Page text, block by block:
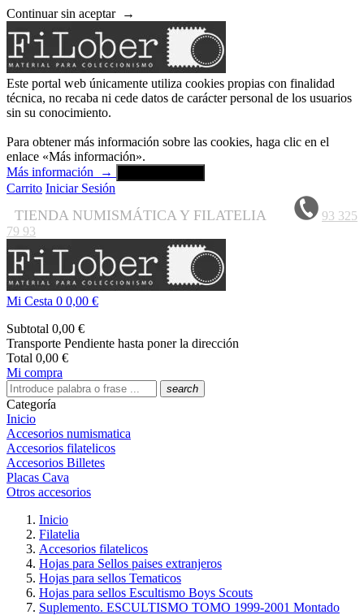
Continuar sin aceptar →
Este portal web únicamente utiliza cookies propias con finalidad
técnica, no recaba ni cede datos de carácter personal de los usuarios
sin su conocimiento.
Para obtener más información sobre las cookies, haga clic en el
enlace «Más información».
Más información
→
Carrito Iniciar Sesión
TIENDA NUMISMÁTICA Y FILATELIA
93 325
79 93
Mi Cesta 0 0,00 €
Subtotal 0,00 €
Transporte Pendiente hasta poner la dirección
Total 0,00 €
Mi compra
search
Categoría
Inicio
Accesorios numismatica
Accesorios filatelicos
Accesorios Billetes
Placas Cava
Otros accesorios
Inicio
Filatelia
Accesorios filatelicos
Hojas para Sellos paises extranjeros
Hojas para sellos Tematicos
Hojas para sellos Escultismo Boys Scouts
Suplemento. ESCULTISMO TOMO 1999-2001 Montado